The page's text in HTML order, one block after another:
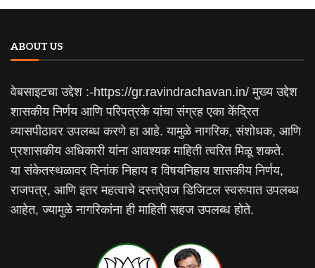
ABOUT US
वेबसाइटचा उद्देश :-https://gr.ravindrachavan.in/ मुख्य उद्देश
शासकीय निर्णय आणि परिपत्रके यांचा संग्रह एका केंद्रित
व्यासपीठावर उपलब्ध करणे हा आहे. यामुळे नागरिक, संशोधक, आणि
प्रशासकीय अधिकारी यांना आवश्यक माहिती त्वरित मिळू शकते.
या संकेतस्थळावर दिनांक निहाय व विषयनिहाय शासकीय निर्णय,
राजपत्र, आणि इतर महत्वाचे दस्तऐवज डिजिटल स्वरूपात उपलब्ध
आहेत, ज्यामुळे नागरिकांना ही माहिती सहज उपलब्ध होते.